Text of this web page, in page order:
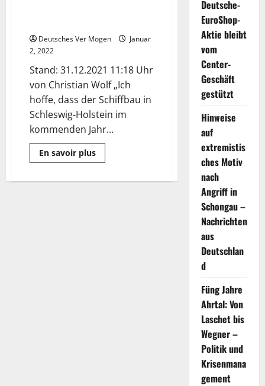
Deutsches Ver Mogen
Januar
2, 2022
Stand: 31.12.2021 11:18 Uhr
von Christian Wolf „Ich
hoffe, dass der Schiffbau in
Schleswig-Holstein im
kommenden Jahr...
En savoir plusMehr
Informationen
im
Deutsche-
EuroShop-
Aktie bleibt
vom
Center-
Geschäft
gestützt
Hinweise
auf
extremistis
ches Motiv
nach
Angriff in
Schongau –
Nachrichten
aus
Deutschlan
d
Füng Jahre
Ahrtal: Von
Laschet bis
Wegner –
Politik und
Krisenmana
gement